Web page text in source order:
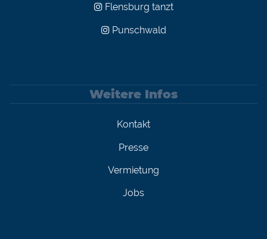
Flensburg tanzt
Punschwald
Weitere Infos
Kontakt
Presse
Vermietung
Jobs